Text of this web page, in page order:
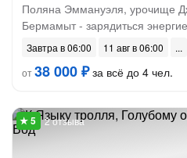
Поляна Эммануэля, урочище
Бермамыт - зарядиться
Завтра в 06:00
11 авг в 06:00
от38 000 ₽за всё до 4 чел.
2 отзыва